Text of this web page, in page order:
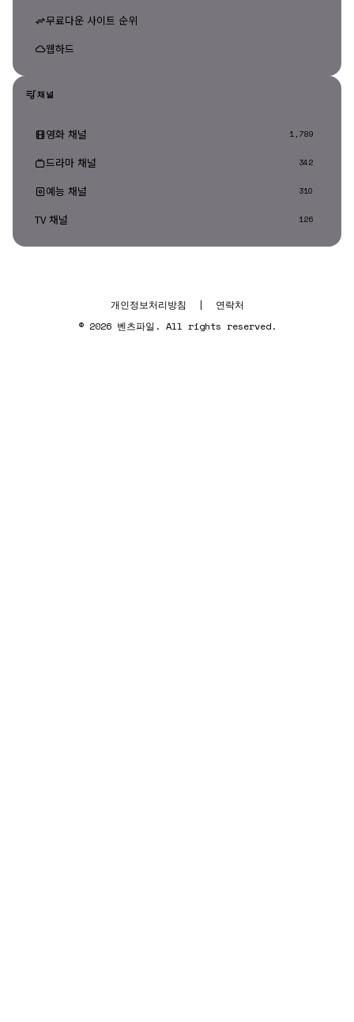
무료다운 사이트 순위
웹하드
채널
영화 채널 1,789
드라마 채널 342
예능 채널 310
TV 채널 126
개인정보처리방침 |
연락처
© 2026 벤츠파일. All rights reserved.